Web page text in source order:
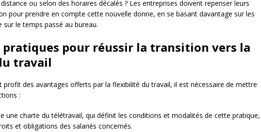
ou selon des horaires décalés ? Les entreprises doivent repenser leurs
pour prendre en compte cette nouvelle donne, en se basant davantage sur les
le temps passé au bureau.
pratiques pour réussir la transition vers la
travail
profit des avantages offerts par la flexibilité du travail, il est nécessaire de mettre
:
une charte du télétravail, qui définit les conditions et modalités de cette pratique,
et obligations des salariés concernés.